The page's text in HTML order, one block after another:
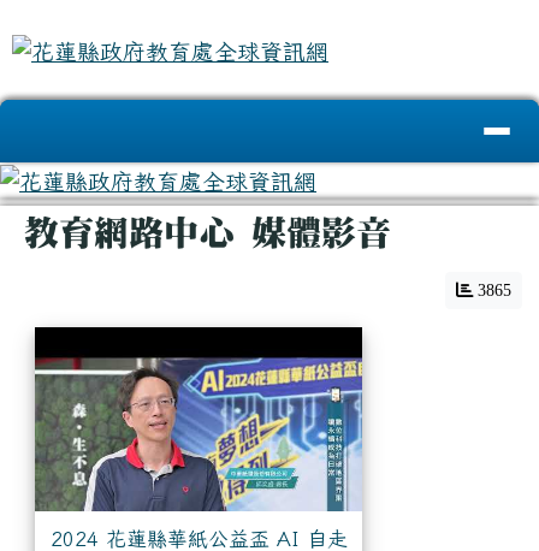
跳至主內容區
花蓮縣政府教育處全球資訊網
導覽列
主內容區域
教育網路中心 媒體影音
3865
2024 花蓮縣華紙公益盃 AI 自走
頁尾區域